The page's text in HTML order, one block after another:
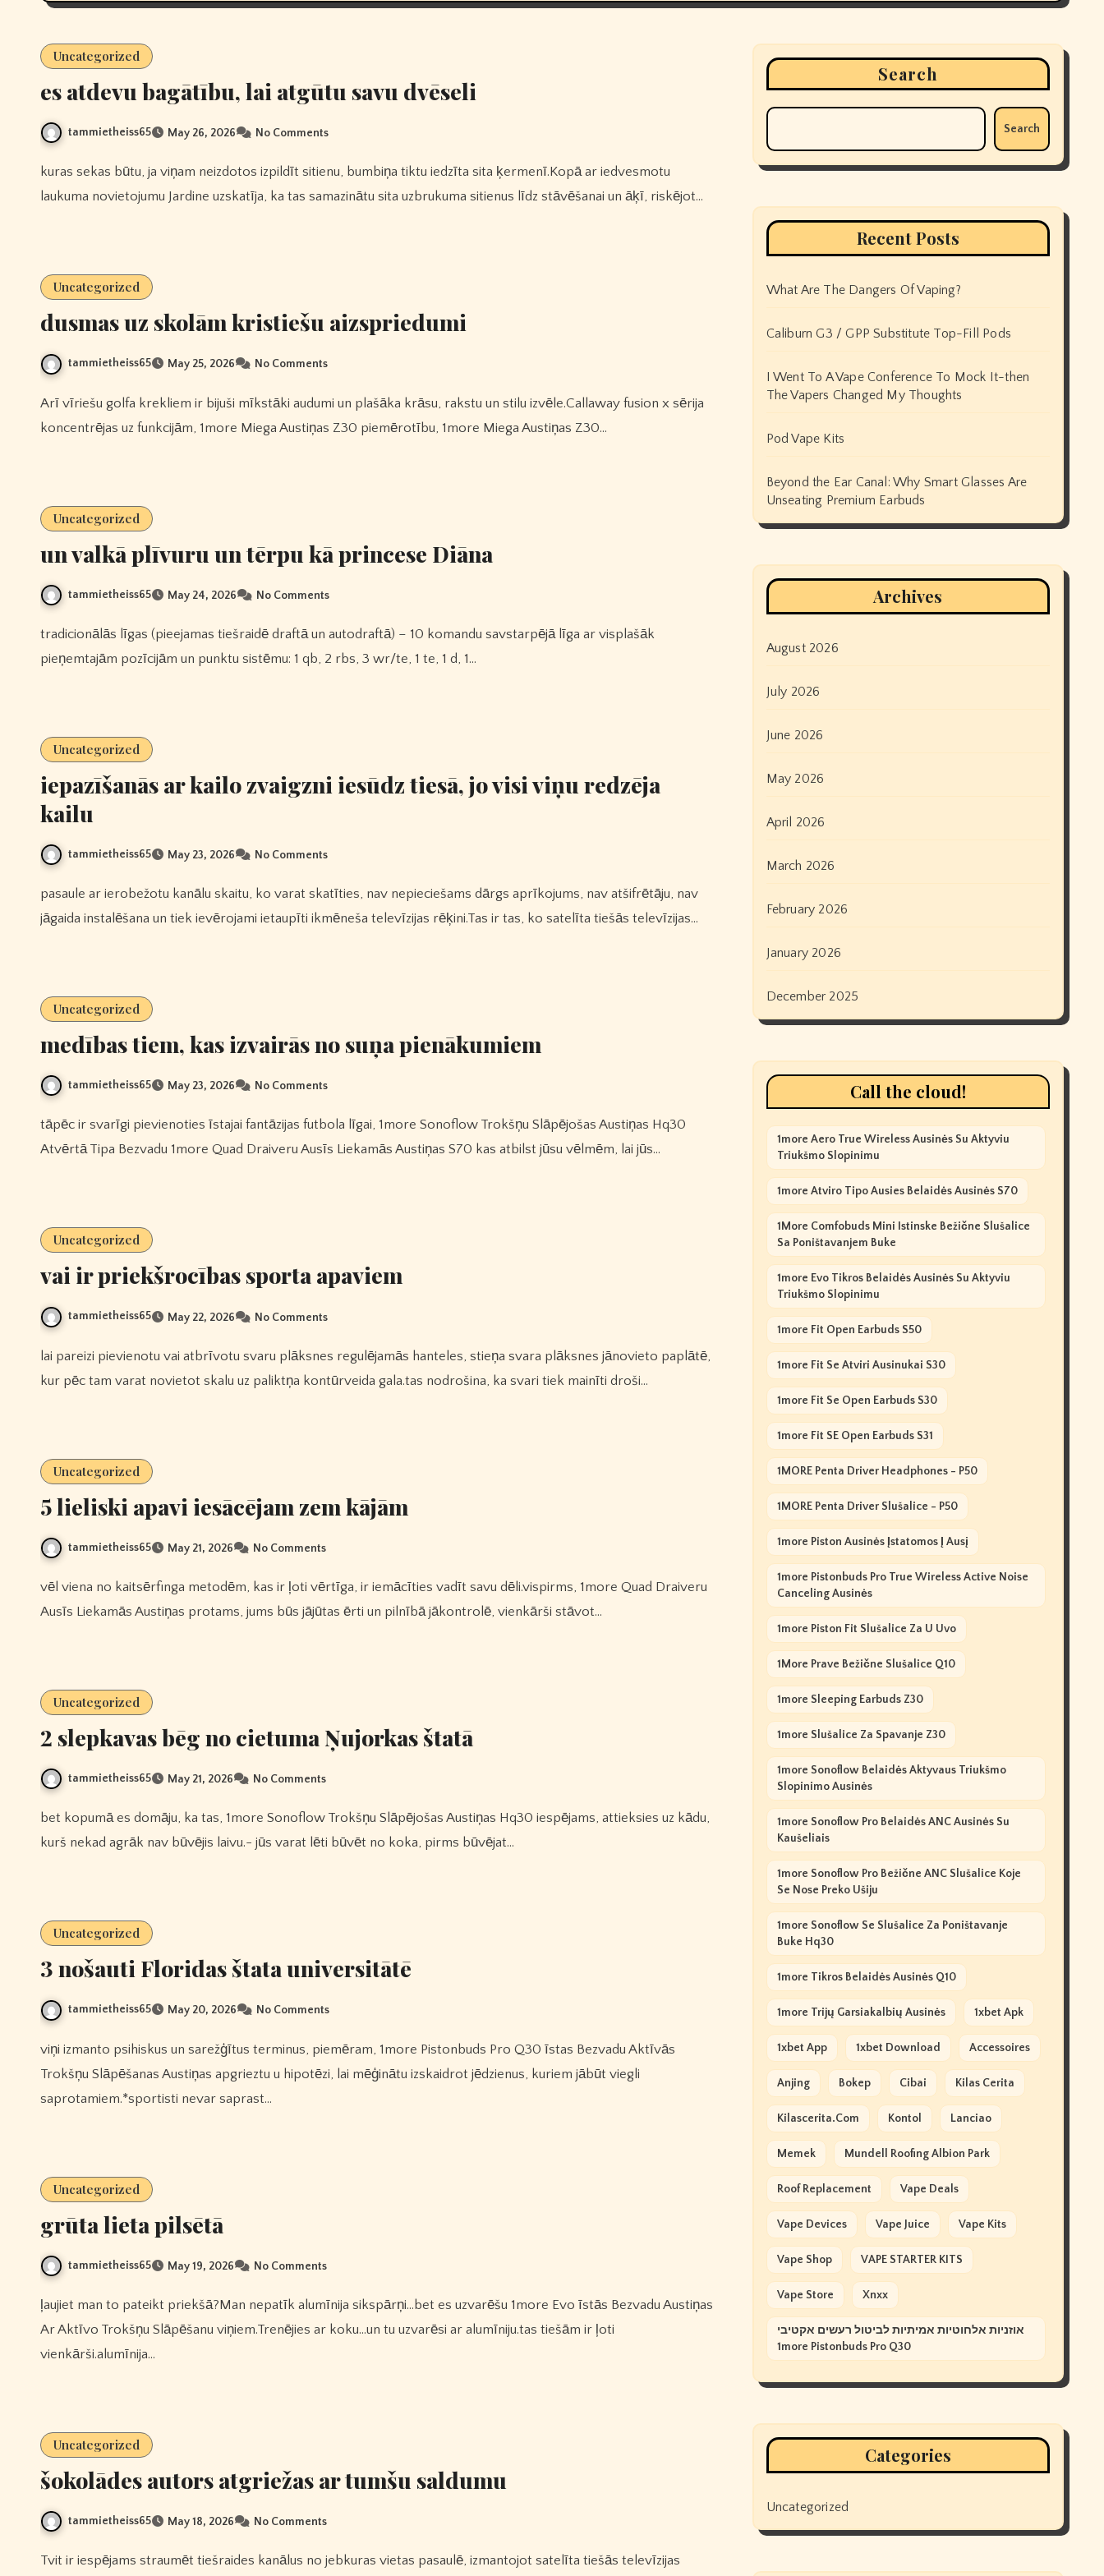
Uncategorized
es atdevu bagātību, lai atgūtu savu dvēseli
tammietheiss65 May 26, 2026 No Comments
kuras sekas būtu, ja viņam neizdotos izpildīt sitienu, bumbiņa tiktu iedzīta sita ķermenī.Kopā ar iedvesmotu
laukuma novietojumu Jardine uzskatīja, ka tas samazinātu sita uzbrukuma sitienus līdz stāvēšanai un āķī, riskējot…
Uncategorized
dusmas uz skolām kristiešu aizspriedumi
tammietheiss65 May 25, 2026 No Comments
Arī vīriešu golfa krekliem ir bijuši mīkstāki audumi un plašāka krāsu, rakstu un stilu izvēle.Callaway fusion x sērija
koncentrējas uz funkcijām, 1more Miega Austiņas Z30 piemērotību, 1more Miega Austiņas Z30…
Uncategorized
un valkā plīvuru un tērpu kā princese Diāna
tammietheiss65 May 24, 2026 No Comments
tradicionālās līgas (pieejamas tiešraidē draftā un autodraftā) – 10 komandu savstarpējā līga ar visplašāk
pieņemtajām pozīcijām un punktu sistēmu: 1 qb, 2 rbs, 3 wr/te, 1 te, 1 d, 1…
Uncategorized
iepazīšanās ar kailo zvaigzni iesūdz tiesā, jo visi viņu redzēja
kailu
tammietheiss65 May 23, 2026 No Comments
pasaule ar ierobežotu kanālu skaitu, ko varat skatīties, nav nepieciešams dārgs aprīkojums, nav atšifrētāju, nav
jāgaida instalēšana un tiek ievērojami ietaupīti ikmēneša televīzijas rēķini.Tas ir tas, ko satelīta tiešās televīzijas…
Uncategorized
medības tiem, kas izvairās no suņa pienākumiem
tammietheiss65 May 23, 2026 No Comments
tāpēc ir svarīgi pievienoties īstajai fantāzijas futbola līgai, 1more Sonoflow Trokšņu Slāpējošas Austiņas Hq30
Atvērtā Tipa Bezvadu 1more Quad Draiveru Ausīs Liekamās Austiņas S70 kas atbilst jūsu vēlmēm, lai jūs…
Uncategorized
vai ir priekšrocības sporta apaviem
tammietheiss65 May 22, 2026 No Comments
kur pēc tam varat novietot skalu uz paliktņa kontūrveida gala.tas nodrošina, ka svari tiek mainīti droši…
Uncategorized
5 lieliski apavi iesācējam zem kājām
tammietheiss65 May 21, 2026 No Comments
vēl viena no kaitsērfinga metodēm, kas ir ļoti vērtīga, ir iemācīties vadīt savu dēli.vispirms, 1more Quad Draiveru
Ausīs Liekamās Austiņas protams, jums būs jājūtas ērti un pilnībā jākontrolē, vienkārši stāvot…
Uncategorized
2 slepkavas bēg no cietuma Ņujorkas štatā
tammietheiss65 May 21, 2026 No Comments
bet kopumā es domāju, ka tas, 1more Sonoflow Trokšņu Slāpējošas Austiņas Hq30 iespējams, attieksies uz kādu,
kurš nekad agrāk nav būvējis laivu.- jūs varat lēti būvēt no koka, pirms būvējat…
Uncategorized
3 nošauti Floridas štata universitātē
tammietheiss65 May 20, 2026 No Comments
viņi izmanto psihiskus un sarežģītus terminus, piemēram, 1more Pistonbuds Pro Q30 īstas Bezvadu Aktīvās
Trokšņu Slāpēšanas Austiņas apgrieztu u hipotēzi, lai mēģinātu izskaidrot jēdzienus, kuriem jābūt viegli
saprotamiem.*sportisti nevar saprast…
Uncategorized
grūta lieta pilsētā
tammietheiss65 May 19, 2026 No Comments
Ar Aktīvo Trokšņu Slāpēšanu viņiem.Trenējies ar koku…un tu uzvarēsi ar alumīniju.tas tiešām ir ļoti
vienkārši.alumīnija…
Uncategorized
šokolādes autors atgriežas ar tumšu saldumu
tammietheiss65 May 18, 2026 No Comments
Tvit ir iespējams straumēt tiešraides kanālus no jebkuras vietas pasaulē, izmantojot satelīta tiešās televīzijas
Search
Search
Recent Posts
What Are The Dangers Of Vaping?
Caliburn G3 / GPP Substitute Top-Fill Pods
I Went To A Vape Conference To Mock It-then
The Vapers Changed My Thoughts
Pod Vape Kits
Beyond the Ear Canal: Why Smart Glasses Are
Unseating Premium Earbuds
Archives
August 2026
July 2026
June 2026
May 2026
April 2026
March 2026
February 2026
January 2026
December 2025
Call the cloud!
1more Aero True Wireless Ausinės Su Aktyviu
Triukšmo Slopinimu
1more Atviro Tipo Ausies Belaidės Ausinės S70
1More Comfobuds Mini Istinske Bežične Slušalice
Sa Poništavanjem Buke
1more Evo Tikros Belaidės Ausinės Su Aktyviu
Triukšmo Slopinimu
1more Fit Open Earbuds S50
1more Fit Se Atviri Ausinukai S30
1more Fit Se Open Earbuds S30
1more Fit SE Open Earbuds S31
1MORE Penta Driver Headphones - P50
1MORE Penta Driver Slušalice - P50
1more Piston Ausinės Įstatomos Į Ausį
1more Pistonbuds Pro True Wireless Active Noise
Canceling Ausinės
1more Piston Fit Slušalice Za U Uvo
1More Prave Bežične Slušalice Q10
1more Sleeping Earbuds Z30
1more Slušalice Za Spavanje Z30
1more Sonoflow Belaidės Aktyvaus Triukšmo
Slopinimo Ausinės
1more Sonoflow Pro Belaidės ANC Ausinės Su
Kaušeliais
1more Sonoflow Pro Bežične ANC Slušalice Koje
Se Nose Preko Ušiju
1more Sonoflow Se Slušalice Za Poništavanje
Buke Hq30
1more Tikros Belaidės Ausinės Q10
1more Trijų Garsiakalbių Ausinės 1xbet Apk
1xbet App 1xbet Download Accessoires
Anjing Bokep Cibai Kilas Cerita
Kilascerita.com Kontol Lanciao
Memek Mundell Roofing Albion Park
Roof Replacement Vape Deals
Vape Devices Vape Juice Vape Kits
Vape Shop VAPE STARTER KITS
Vape Store Xnxx
אוזניות אלחוטיות אמיתיות לביטול רעשים אקטיבי
1more Pistonbuds Pro Q30
Categories
Uncategorized